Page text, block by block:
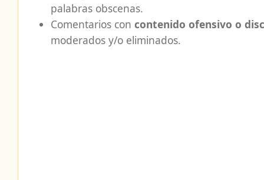
palabras obscenas.
Comentarios con contenido ofensivo o
moderados y/o eliminados.